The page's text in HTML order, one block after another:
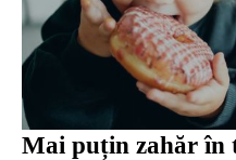
Mai puțin zahăr în